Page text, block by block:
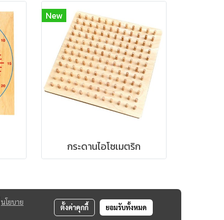
New
กระดานไอโซเมตริก
นโยบาย
ตั้งค่าคุกกี้ ยอมรับทั้งหมด